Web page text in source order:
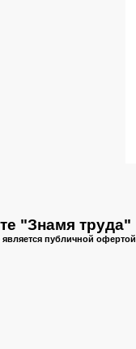
"Знамя труда"
публичной офертой